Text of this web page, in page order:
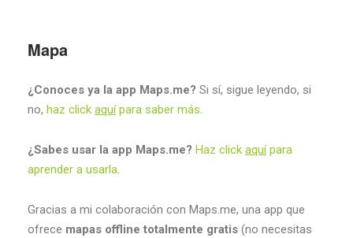
Mapa
¿Conoces ya la app Maps.me? Si sí, sigue leyendo, si
no, haz click aquípara saber más.
¿Sabes usar la app Maps.me? Haz click aquípara
aprender a usarla.
Gracias a mi colaboración con Maps.me, una app que
ofrece mapas offline totalmente gratis (no necesitas